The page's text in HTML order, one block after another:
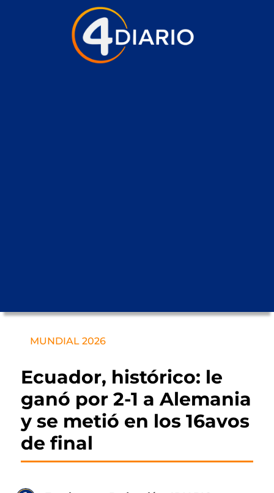
MUNDIAL 2026
Ecuador, histórico: le
ganó por 2-1 a Alemania
y se metió en los 16avos
de final